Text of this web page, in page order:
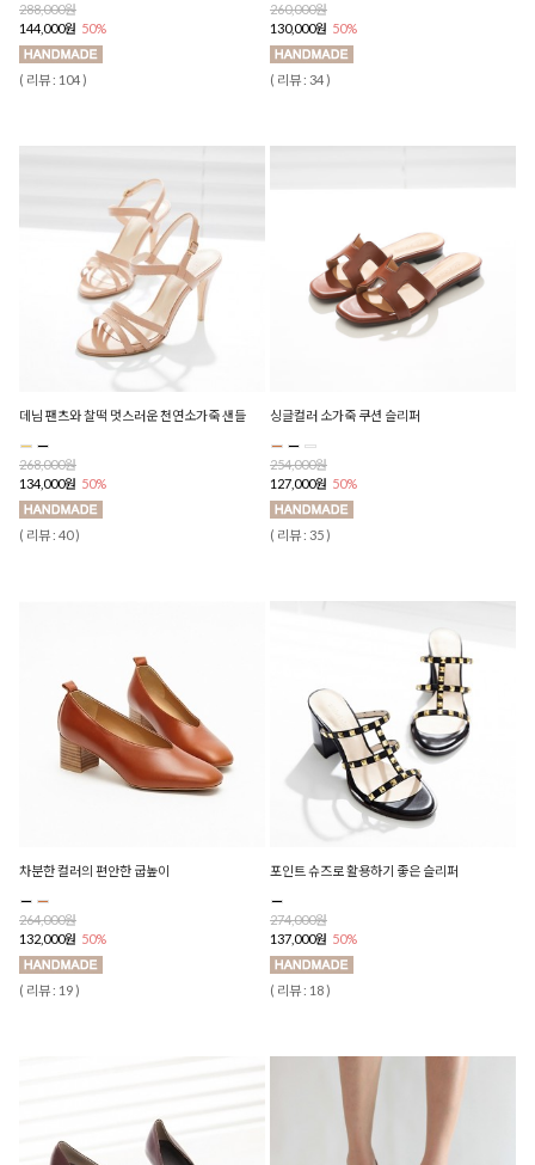
288,000원
144,000원 50%
( 리뷰 : 104 )
260,000원
130,000원 50%
( 리뷰 : 34 )
데님 팬츠와 찰떡 멋스러운 천연소가죽 샌들
268,000원
134,000원 50%
( 리뷰 : 40 )
싱글컬러 소가죽 쿠션 슬리퍼
254,000원
127,000원 50%
( 리뷰 : 35 )
차분한 컬러의 편안한 굽높이
264,000원
132,000원 50%
( 리뷰 : 19 )
포인트 슈즈로 활용하기 좋은 슬리퍼
274,000원
137,000원 50%
( 리뷰 : 18 )